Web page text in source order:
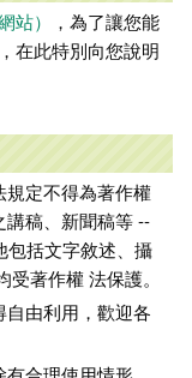
站）
，為了讓您能
在此特別向您說明
定不得為著作權
講稿、新聞稿等 --
包括文字敘述、攝
著作權 法保護。
由利用，歡迎各